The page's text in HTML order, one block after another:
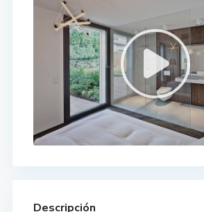
Descripción